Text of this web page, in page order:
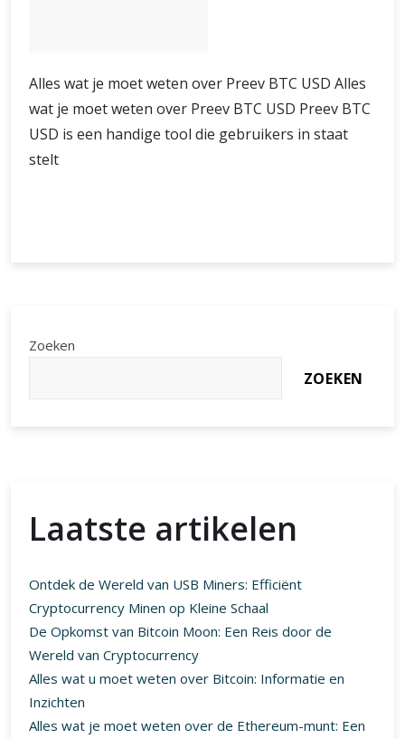
Alles wat je moet weten over Preev BTC USD Alles
wat je moet weten over Preev BTC USD Preev BTC
USD is een handige tool die gebruikers in staat
stelt
Zoeken
ZOEKEN
Laatste artikelen
Ontdek de Wereld van USB Miners: Efficiënt
Cryptocurrency Minen op Kleine Schaal
De Opkomst van Bitcoin Moon: Een Reis door de
Wereld van Cryptocurrency
Alles wat u moet weten over Bitcoin: Informatie en
Inzichten
Alles wat je moet weten over de Ethereum-munt: Een